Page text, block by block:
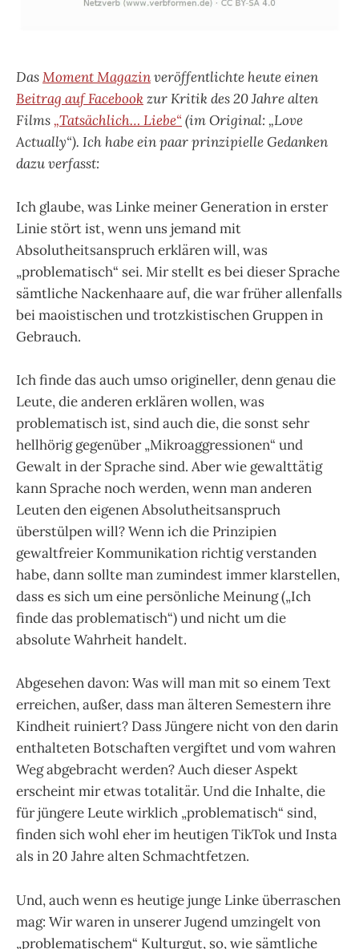
DasMoment Magazinveröffentlichte heute einen
Beitrag auf Facebookzur Kritik des 20 Jahre alten
Films„Tatsächlich… Liebe“ (im Original: „Love
Actually“). Ich habe ein paar prinzipielle Gedanken
dazu verfasst:
Ich glaube, was Linke meiner Generation in erster
Linie stört ist, wenn uns jemand mit
Absolutheitsanspruch erklären will, was
„problematisch“ sei. Mir stellt es bei dieser Sprache
sämtliche Nackenhaare auf, die war früher allenfalls
bei maoistischen und trotzkistischen Gruppen in
Gebrauch.
Ich finde das auch umso origineller, denn genau die
Leute, die anderen erklären wollen, was
problematisch ist, sind auch die, die sonst sehr
hellhörig gegenüber „Mikroaggressionen“ und
Gewalt in der Sprache sind. Aber wie gewalttätig
kann Sprache noch werden, wenn man anderen
Leuten den eigenen Absolutheitsanspruch
überstülpen will? Wenn ich die Prinzipien
gewaltfreier Kommunikation richtig verstanden
habe, dann sollte man zumindest immer klarstellen,
dass es sich um eine persönliche Meinung („Ich
finde das problematisch“) und nicht um die
absolute Wahrheit handelt.
Abgesehen davon: Was will man mit so einem Text
erreichen, außer, dass man älteren Semestern ihre
Kindheit ruiniert? Dass Jüngere nicht von den darin
enthalteten Botschaften vergiftet und vom wahren
Weg abgebracht werden? Auch dieser Aspekt
erscheint mir etwas totalitär. Und die Inhalte, die
für jüngere Leute wirklich „problematisch“ sind,
finden sich wohl eher im heutigen TikTok und Insta
als in 20 Jahre alten Schmachtfetzen.
Und, auch wenn es heutige junge Linke überraschen
mag: Wir waren in unserer Jugend umzingelt von
„problematischem“ Kulturgut, so, wie sämtliche